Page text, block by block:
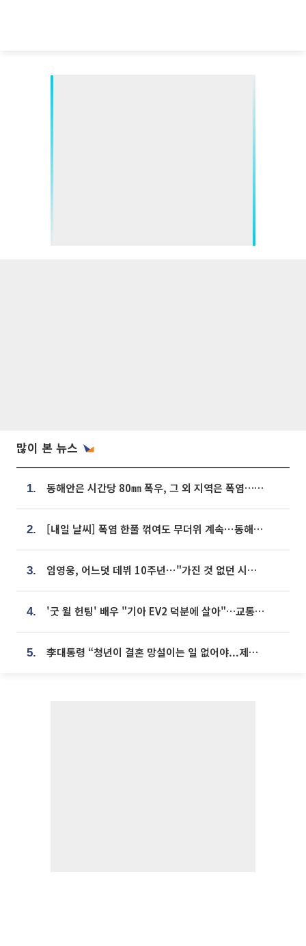
많이 본 뉴스
1. 동해안은 시간당 80㎜ 폭우, 그 외 지역은 폭염…‘극과 극 날씨’
2. [내일 날씨] 폭염 한풀 꺾여도 무더위 계속⋯동해안 이틀 연속 비
3. 임영웅, 어느덧 데뷔 10주년⋯"가진 것 없던 시절, 내 앞엔 20명의 팬뿐"
4. '굿 윌 헌팅' 배우 "기아 EV2 덕분에 살아"…교통사고 후 안전성 극찬
5. 李대통령 “청년이 결혼 망설이는 일 없어야...제도상 불이익 조사”